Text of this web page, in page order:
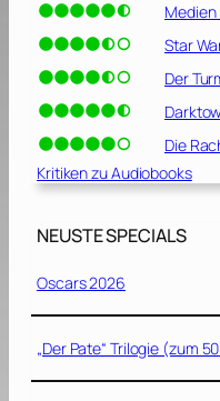
Star
Der
Die
Kritiken zu Audiobooks
NEUSTE SPECIALS
Oscars 2026
„Der Pate“ Trilogie (zum